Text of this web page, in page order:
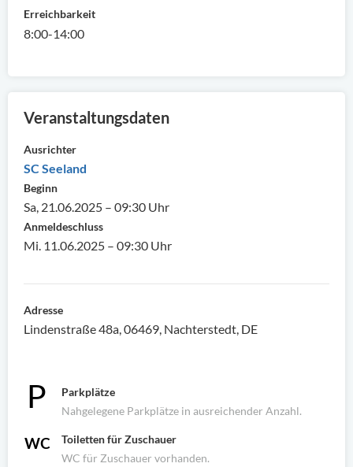
Erreichbarkeit
8:00-14:00
Veranstaltungsdaten
Ausrichter
SC Seeland
Beginn
Sa, 21.06.2025 – 09:30 Uhr
Anmeldeschluss
Mi. 11.06.2025 – 09:30 Uhr
Adresse
Lindenstraße 48a, 06469, Nachterstedt, DE
Parkplätze
Nahgelegene Parkplätze in ausreichender Anzahl.
Toiletten für Zuschauer
WC für Zuschauer vorhanden.